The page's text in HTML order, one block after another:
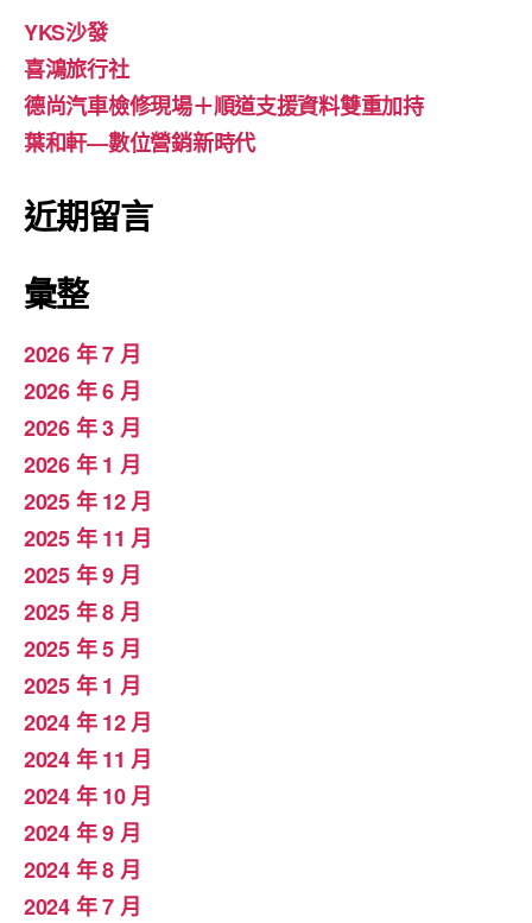
YKS沙發
喜鴻旅行社
德尚汽車檢修現場＋順道支援資料雙重加持
葉和軒—數位營銷新時代
近期留言
彙整
2026 年 7 月
2026 年 6 月
2026 年 3 月
2026 年 1 月
2025 年 12 月
2025 年 11 月
2025 年 9 月
2025 年 8 月
2025 年 5 月
2025 年 1 月
2024 年 12 月
2024 年 11 月
2024 年 10 月
2024 年 9 月
2024 年 8 月
2024 年 7 月